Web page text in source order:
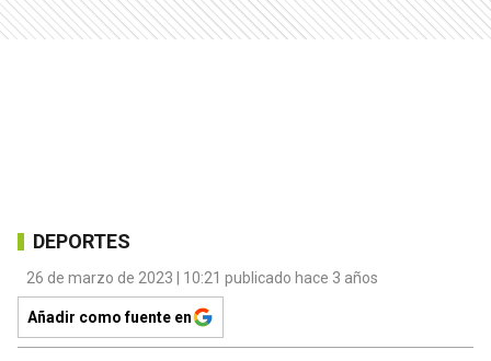
DEPORTES
26 de marzo de 2023 | 10:21 publicado hace 3 años
Añadir como fuente en